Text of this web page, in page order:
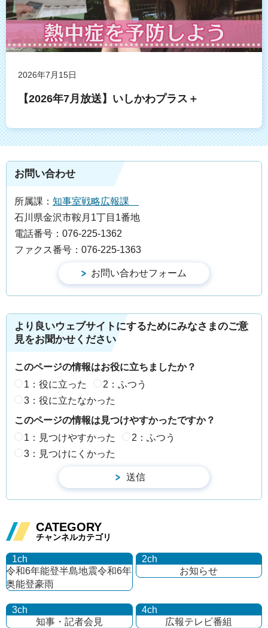
2026年7月15日
【2026年7月放送】いしかわプラス＋
お問い合わせ
所属課： 知事室戦略広報課
石川県金沢市鞍月1丁目1番地
電話番号：076-225-1362
ファクス番号：076-225-1363
より良いウェブサイトにするためにみなさまのご意
見をお聞かせください
このページの情報はお役に立ちましたか？
1：役に立った
2：ふつう
3：役に立たなかった
このページの情報は見つけやすかったですか？
1：見つけやすかった
2：ふつう
3：見つけにくかった
CATEGORY
チャンネルカテゴリ
1ch
令和6年能登半島地震令和6年
奥能登豪雨
2ch
お知らせ
3ch
知事・記者会見
4ch
広報テレビ番組